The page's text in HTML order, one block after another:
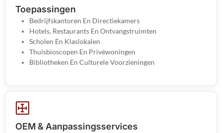
Toepassingen
Bedrijfskantoren En Directiekamers
Hotels, Restaurants En Ontvangstruimten
Scholen En Klaslokalen
Thuisbioscopen En Privéwoningen
Bibliotheken En Culturele Voorzieningen
OEM & Aanpassingsservices